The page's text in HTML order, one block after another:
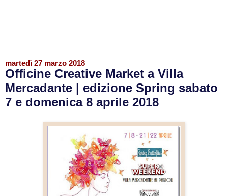
martedì 27 marzo 2018
Officine Creative Market a Villa
Mercadante | edizione Spring sabato
7 e domenica 8 aprile 2018